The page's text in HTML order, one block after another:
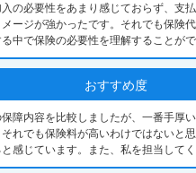
の必要性をあまり感じておらず、支
メージが強かったです。それでも保険
中で保険の必要性を理解することが
保障内容と保険料をしっかりと比較
おすすめ度
障内容を比較しましたが、一番手厚
それでも保険料が高いわけではないと
感じています。また、私を担当して
に親身になってくれたことも大変良